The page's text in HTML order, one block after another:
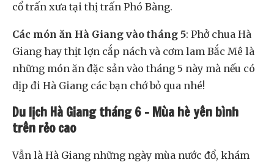
cổ trấn xưa tại thị trấn Phó Bàng.
Các món ăn Hà Giang vào tháng 5: Phở chua Hà
Giang hay thịt lợn cắp nách và cơm lam Bắc Mê là
những món ăn đặc sản vào tháng 5 này mà nếu có
dịp đi Hà Giang các bạn chớ bỏ qua nhé!
Du lịch Hà Giang tháng 6 – Mùa hè yên bình
trên rẻo cao
Vẫn là Hà Giang những ngày mùa nước đổ, khám